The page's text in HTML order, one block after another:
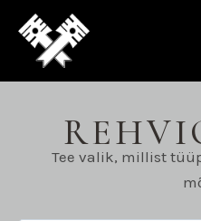
Tee valik, millist